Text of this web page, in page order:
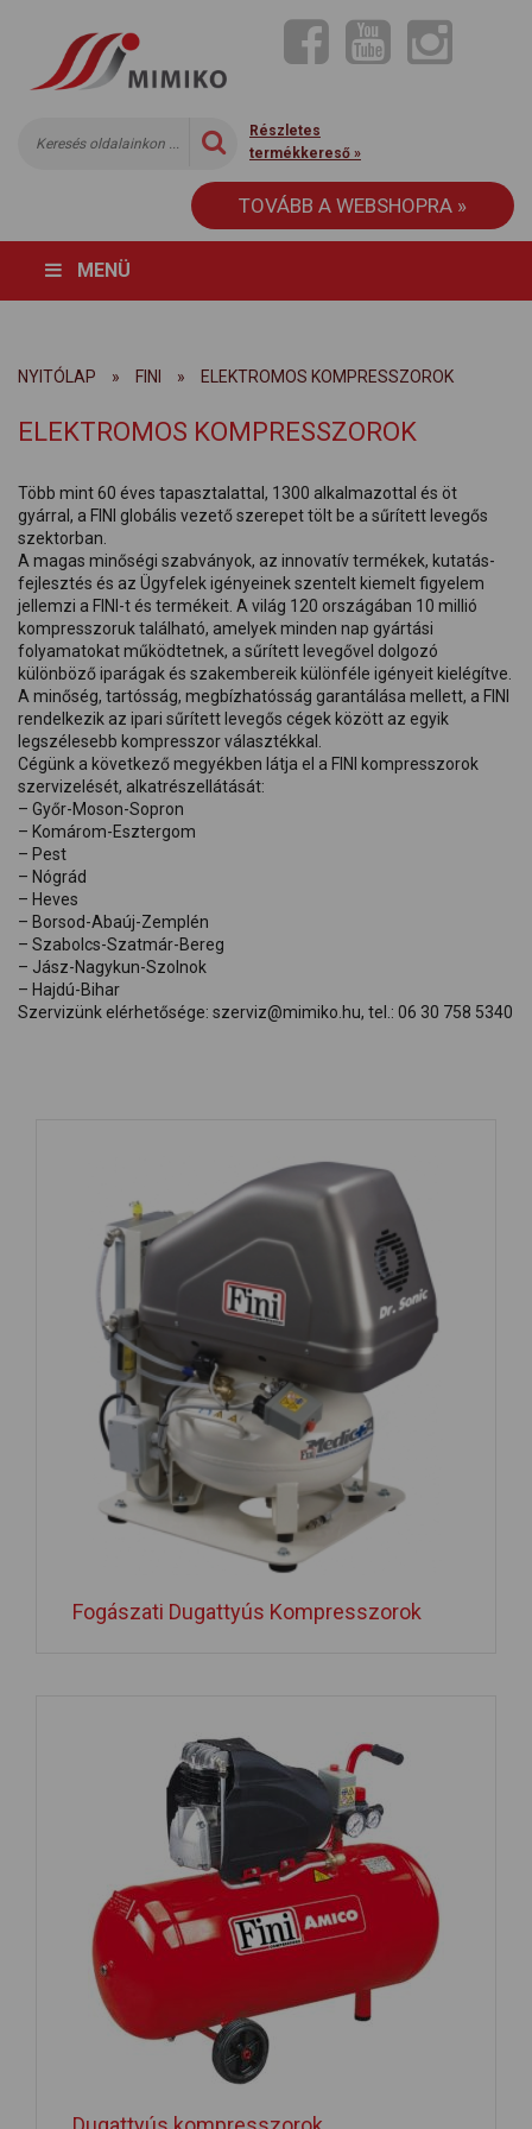
Részletes
termékkereső »
TOVÁBB A WEBSHOPRA »
MENÜ
NYITÓLAP » FINI » ELEKTROMOS KOMPRESSZOROK
ELEKTROMOS KOMPRESSZOROK
Több mint 60 éves tapasztalattal, 1300 alkalmazottal és öt
gyárral, a FINI globális vezető szerepet tölt be a sűrített levegős
szektorban.
A magas minőségi szabványok, az innovatív termékek, kutatás-
fejlesztés és az Ügyfelek igényeinek szentelt kiemelt figyelem
jellemzi a FINI-t és termékeit. A világ 120 országában 10 millió
kompresszoruk található, amelyek minden nap gyártási
folyamatokat működtetnek, a sűrített levegővel dolgozó
különböző iparágak és szakembereik különféle igényeit kielégítve.
A minőség, tartósság, megbízhatósság garantálása mellett, a FINI
rendelkezik az ipari sűrített levegős cégek között az egyik
legszélesebb kompresszor választékkal.
Cégünk a következő megyékben látja el a FINI kompresszorok
szervizelését, alkatrészellátását:
– Győr-Moson-Sopron
– Komárom-Esztergom
– Pest
– Nógrád
– Heves
– Borsod-Abaúj-Zemplén
– Szabolcs-Szatmár-Bereg
– Jász-Nagykun-Szolnok
– Hajdú-Bihar
Szervizünk elérhetősége: szerviz@mimiko.hu, tel.: 06 30 758 5340
Fogászati Dugattyús Kompresszorok